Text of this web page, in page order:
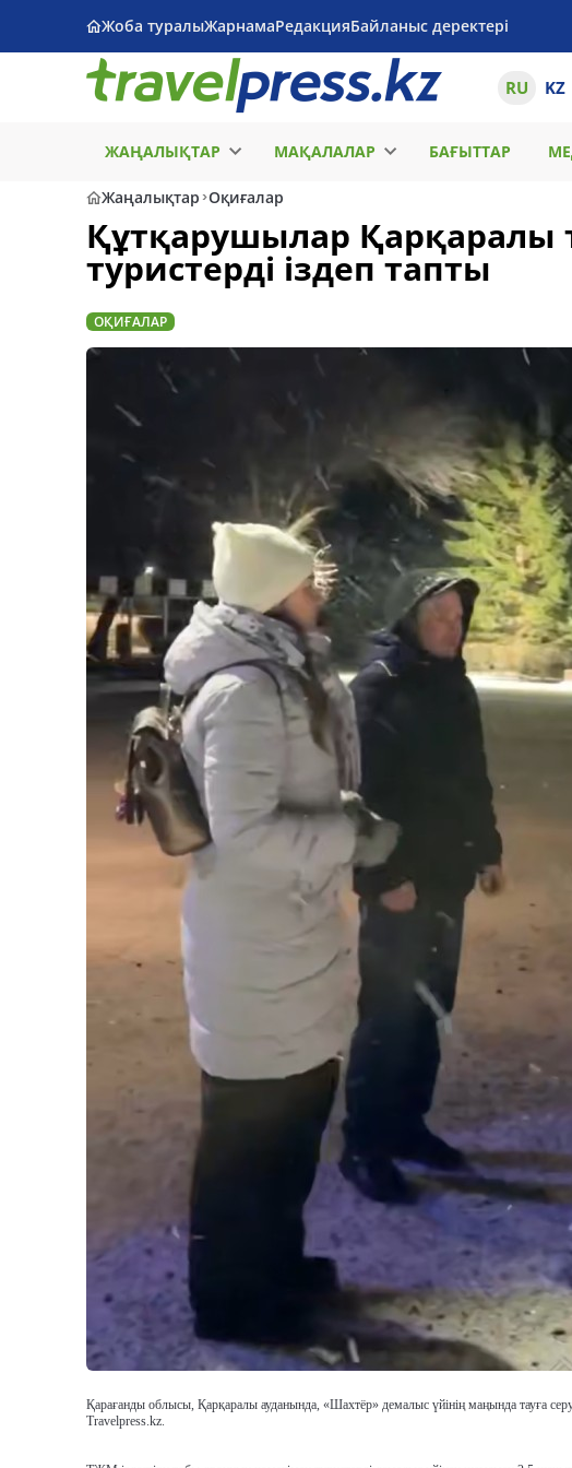
Жоба туралыЖарнамаРедакцияБайланыс деректері
RU KZ
ЖАҢАЛЫҚТАР МАҚАЛАЛАР БАҒЫТТАР
Жаңалықтар Оқиғалар
Құтқарушылар Қарқаралы
туристерді іздеп тапты
ОҚИҒАЛАР
Қарағанды облысы, Қарқаралы ауданында, «Шахтёр» демалыс үйінің маңында тауға
Travelpress.kz.